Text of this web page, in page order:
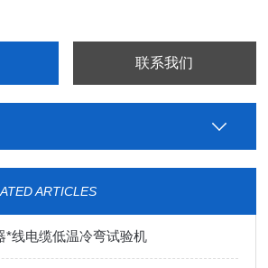
联系我们
ARTICLES
*线电缆低温冷弯试验机